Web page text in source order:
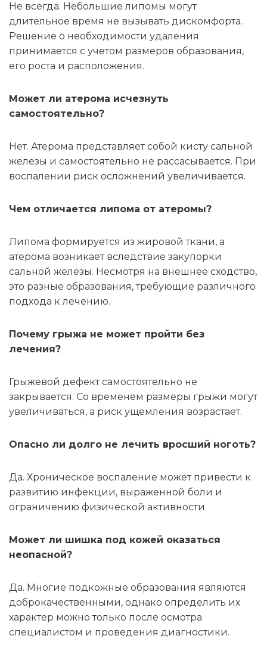
Не всегда. Небольшие липомы могут
длительное время не вызывать дискомфорта.
Решение о необходимости удаления
принимается с учетом размеров образования,
его роста и расположения.
Может ли атерома исчезнуть
самостоятельно?
Нет. Атерома представляет собой кисту сальной
железы и самостоятельно не рассасывается. При
воспалении риск осложнений увеличивается.
Чем отличается липома от атеромы?
Липома формируется из жировой ткани, а
атерома возникает вследствие закупорки
сальной железы. Несмотря на внешнее сходство,
это разные образования, требующие различного
подхода к лечению.
Почему грыжа не может пройти без
лечения?
Грыжевой дефект самостоятельно не
закрывается. Со временем размеры грыжи могут
увеличиваться, а риск ущемления возрастает.
Опасно ли долго не лечить вросший ноготь?
Да. Хроническое воспаление может привести к
развитию инфекции, выраженной боли и
ограничению физической активности.
Может ли шишка под кожей оказаться
неопасной?
Да. Многие подкожные образования являются
доброкачественными, однако определить их
характер можно только после осмотра
специалистом и проведения диагностики.